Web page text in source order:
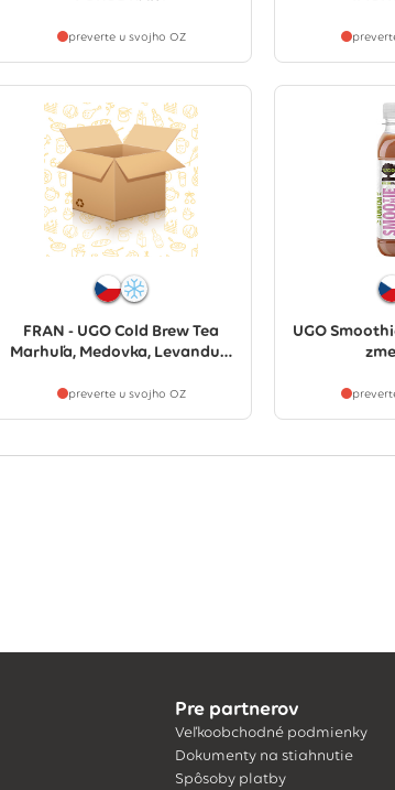
preverte u svojho OZ
FRAN - UGO Cold Brew Tea
Marhuľa, Medovka, Levanduľa
preverte u svojho OZ
UGO
Pre partnerov
Veľkoobchodné podmienky
Dokumenty na stiahnutie
Spôsoby platby